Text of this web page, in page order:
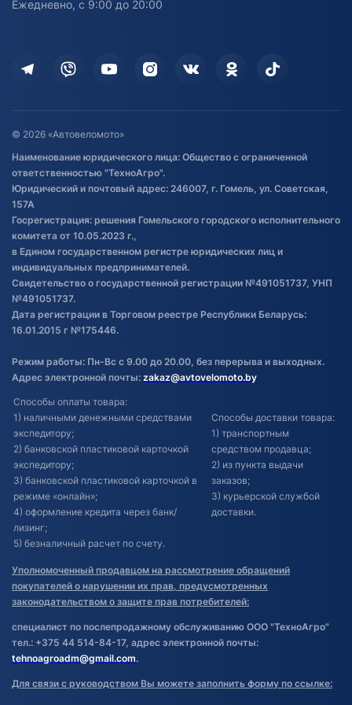
Доставка
Дополнительные услуги
Оставить отзыв
Договор публичной оферты
Обработка файлов cookie
Постановка транспорта на учет
Обновления в ЭПТС 2024
Здоровье
Ежедневно, с 9:00 до 20:00
© 2026 «Автовеломото»
Наименование юридического лица: Общество с ограниченной
ответственностью "ТехноАгро".
Юридический и почтовый адрес: 246007, г. Гомель, ул. Советская,
157А
Госрегистрация: решения Гомельского городского исполнительного
комитета от 10.05.2023 г.,
в Едином государственном регистре юридических лиц и
индивидуальных предпринимателей.
Свидетельство о государственной регистрации №491051737, УНП
№491051737.
Дата регистрации в Торговом реестре Республики Беларусь:
16.01.2015 г №175446.
Режим работы: Пн-Вс с 9.00 до 20.00, без перерыва и выходных.
Адрес электронной почты: zakaz@avtovelomoto.by
Способы оплаты товара:
1) наличными денежными средствами
экспедитору;
2) банковской пластиковой карточкой
экспедитору;
3) банковской пластиковой карточкой в
режиме «онлайн»;
4) оформление кредита через банк/
лизинг;
5) безналичный расчет по счету.
Способы доставки товара:
1) транспортным
средством продавца;
2) из пункта выдачи
заказов;
3) курьерской службой
доставки.
Уполномоченный продавцом на рассмотрение обращений
покупателей о нарушении их прав, предусмотренных
законодательством о защите прав потребителей:
специалист по послепродажному обслуживанию ООО "ТехноАгро"
тел.: +375 44 514-84-17, адрес электронной почты:
tehnoagroadm@gmail.com.
Для связи с руководством Вы можете заполнить форму по ссылке: